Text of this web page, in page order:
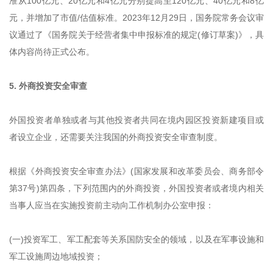
元，并增加了市值/估值标准。2023年12月29日，国务院常务会议审
议通过了《国务院关于经营者集中申报标准的规定(修订草案)》，具
体内容尚待正式公布。
5. 外商投资安全审查
外国投资者单独或者与其他投资者共同在境内园区投资新建项目或
者设立企业，还需要关注我国的外商投资安全审查制度。
根据《外商投资安全审查办法》(国家发展和改革委员会、商务部令
第37号)第四条，下列范围内的外商投资，外国投资者或者境内相关
当事人应当在实施投资前主动向工作机制办公室申报：
(一)投资军工、军工配套等关系国防安全的领域，以及在军事设施和
军工设施周边地域投资；